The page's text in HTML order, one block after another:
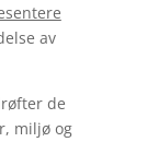
av
de
miljø og